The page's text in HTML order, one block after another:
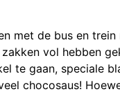
met de bus en
vol hebben
te gaan, speciale
chocosaus!